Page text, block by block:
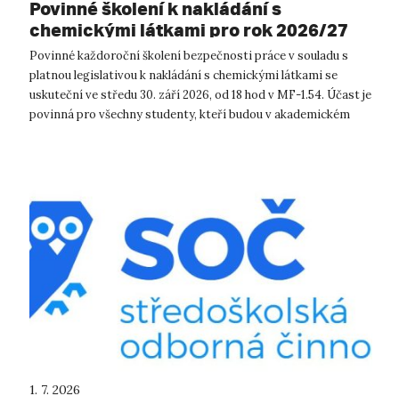
Povinné školení k nakládání s
chemickými látkami pro rok 2026/27
Povinné každoroční školení bezpečnosti práce v souladu s
platnou legislativou k nakládání s chemickými látkami se
uskuteční ve středu 30. září 2026, od 18 hod v MF-1.54. Účast je
povinná pro všechny studenty, kteří budou v akademickém
1. 7. 2026